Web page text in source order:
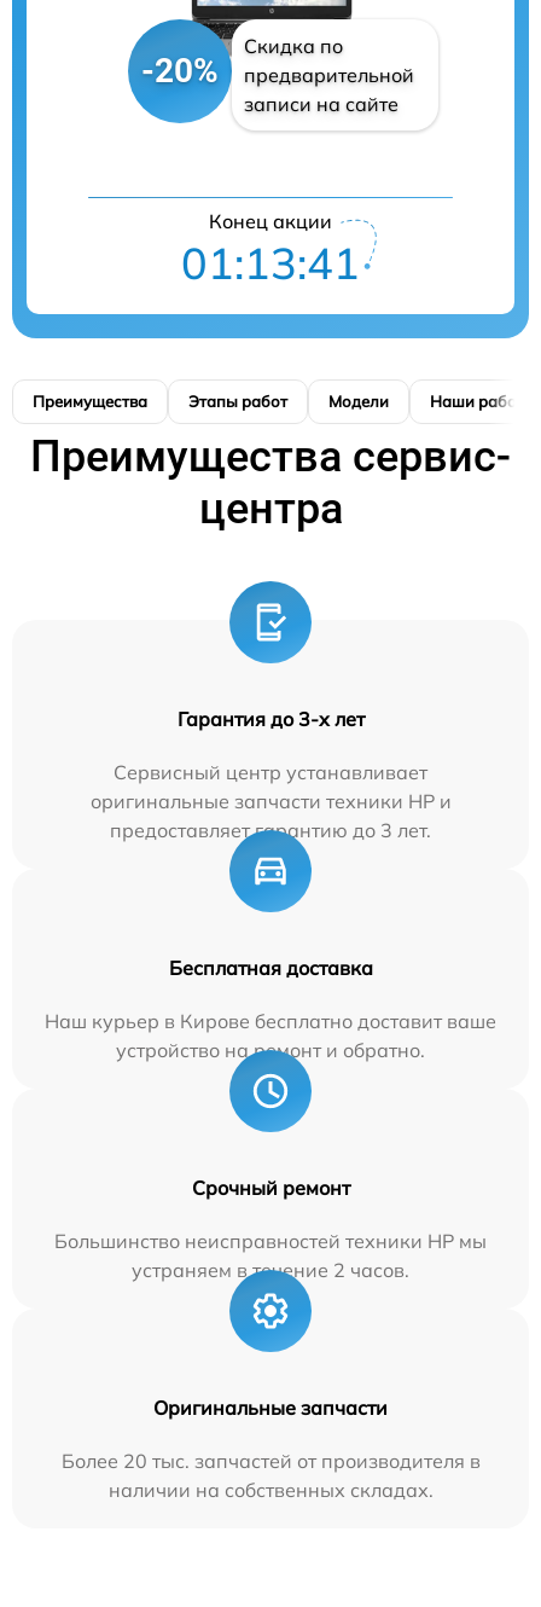
-20%
Скидка по
предварительной
записи на сайте
Конец акции
01:13:40
Преимущества Этапы работ Модели Наши работы
Преимущества сервис-
центра
Гарантия до 3-х лет
Сервисный центр устанавливает
оригинальные запчасти техники HP и
предоставляет гарантию до 3 лет.
Бесплатная доставка
Наш курьер в Кирове бесплатно доставит ваше
устройство на ремонт и обратно.
Срочный ремонт
Большинство неисправностей техники HP мы
устраняем в течение 2 часов.
Оригинальные запчасти
Более 20 тыс. запчастей от производителя в
наличии на собственных складах.